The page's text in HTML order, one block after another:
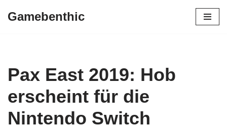
Gamebenthic
Pax East 2019: Hob
erscheint für die
Nintendo Switch